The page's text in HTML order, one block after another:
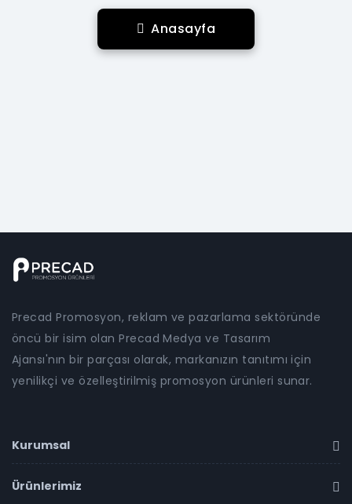
Anasayfa
Precad Promosyon, reklam ve pazarlama sektöründe
öncü bir isim olan Precad Medya ve Tasarım
Ajansı'nın bir parçası olarak, markanızın tanıtımı için
yenilikçi ve özelleştirilmiş promosyon ürünleri sunar.
Kurumsal
Ürünlerimiz